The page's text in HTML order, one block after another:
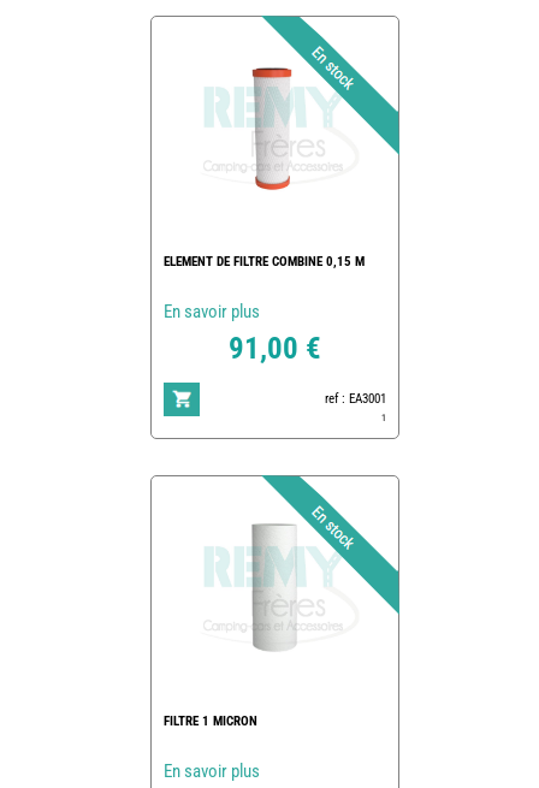
ELEMENT DE FILTRE COMBINE 0,15 M
En savoir plus
91,00 €
ref : EA3001
1
FILTRE 1 MICRON
En savoir plus